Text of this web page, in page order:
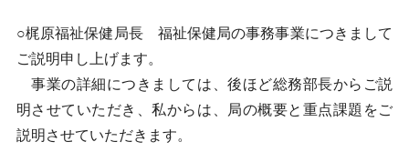
○梶原福祉保健局長 福祉保健局の事務事業につきまして
ご説明申し上げます。
事業の詳細につきましては、後ほど総務部長からご説
明させていただき、私からは、局の概要と重点課題をご
説明させていただきます。